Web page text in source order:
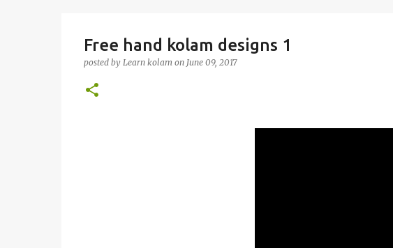
Free hand kolam designs 1
posted by Learn kolam on June 09, 2017